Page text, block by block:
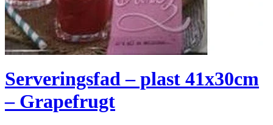
Serveringsfad – plast 41x30cm
– Grapefrugt